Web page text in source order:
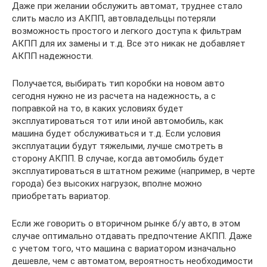
Даже при желании обслужить автомат, труднее стало
слить масло из АКПП, автовладельцы потеряли
возможность простого и легкого доступа к фильтрам
АКПП для их замены и т.д. Все это никак не добавляет
АКПП надежности.
Получается, выбирать тип коробки на новом авто
сегодня нужно не из расчета на надежность, а с
поправкой на то, в каких условиях будет
эксплуатироваться тот или иной автомобиль, как
машина будет обслуживаться и т.д. Если условия
эксплуатации будут тяжелыми, лучше смотреть в
сторону АКПП. В случае, когда автомобиль будет
эксплуатироваться в штатном режиме (например, в черте
города) без высоких нагрузок, вполне можно
приобретать вариатор.
Если же говорить о вторичном рынке б/у авто, в этом
случае оптимально отдавать предпочтение АКПП. Даже
с учетом того, что машина с вариатором изначально
дешевле, чем с автоматом, вероятность необходимости